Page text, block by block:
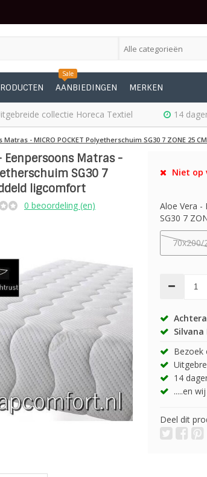
Alle categorieën
Sale
AANBIEDINGEN MERKEN
collectie Horeca Textiel 14
- MICRO POCKET Polyetherschuim SG30 7 ZONE 25
Eenpersoons Matras -
SG30 7
ligcomfort
0 beoordeling (en)
Niet op
Aloe Vera -
SG30 7
70x200/
Bezoek
14
.....en
Deel dit